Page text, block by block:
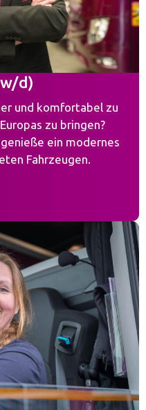
d)
und komfortabel zu
zu bringen?
ein modernes
Fahrzeugen.